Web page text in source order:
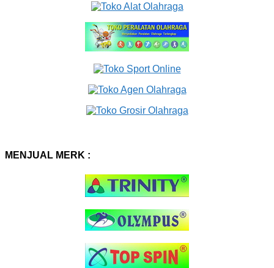
MENJUAL MERK :